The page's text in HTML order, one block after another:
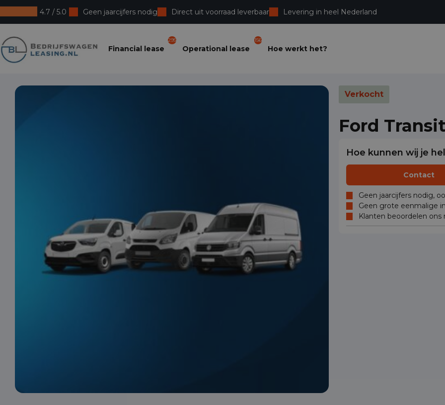
4.7 / 5.0 Geen jaarcijfers nodig Direct uit voorraad leverbaar Levering in heel Nederland
Bedrijfswagenleasing
Financial lease
295
Operational lease
156
Hoe werkt het?
Verkocht
Ford
Hoe kunnen wij je
Contact
Geen jaarcijfers nodig,
Geen grote eenmalige
Klanten beoordelen